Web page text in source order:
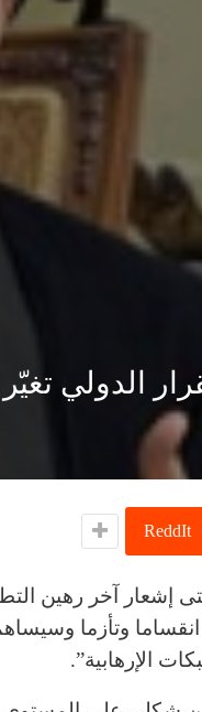
الدولي
ReddIt
إشعار آخر رهين
وتأزما
الإرهابية”.